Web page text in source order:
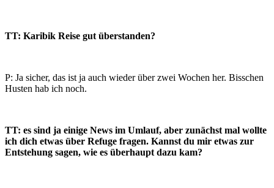
TT: Karibik Reise gut überstanden?
P: Ja sicher, das ist ja auch wieder über zwei Wochen her. Bisschen
Husten hab ich noch.
TT: es sind ja einige News im Umlauf, aber zunächst mal wollte
ich dich etwas über Refuge fragen. Kannst du mir etwas zur
Entstehung sagen, wie es überhaupt dazu kam?